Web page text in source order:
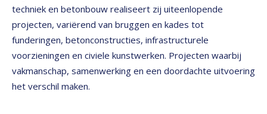
techniek en betonbouw realiseert zij uiteenlopende
projecten, variërend van bruggen en kades tot
funderingen, betonconstructies, infrastructurele
voorzieningen en civiele kunstwerken. Projecten waarbij
vakmanschap, samenwerking en een doordachte uitvoering
het verschil maken.